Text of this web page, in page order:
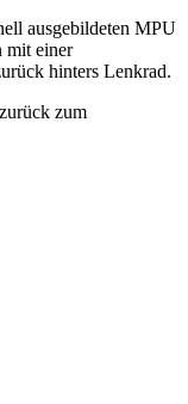
ausgebildeten MPU
mit einer
hinters Lenkrad.
zum